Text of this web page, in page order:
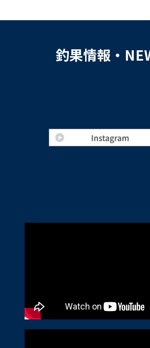
釣果情報・